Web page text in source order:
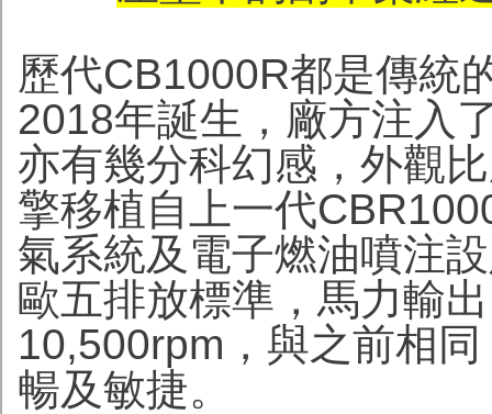
歷代CB1000R都是傳統
2018年誕生，廠方注入
亦有幾分科幻感，外觀
擎移植自上一代
氣系統及電子燃油噴注
歐五排放標準，馬力輸
10,500rpm，與之前相
暢及敏捷。